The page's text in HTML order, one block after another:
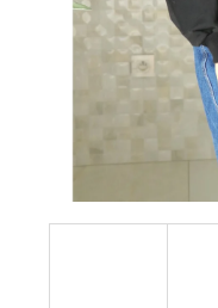
KALHOTY LA BLANCHE
849 Kč